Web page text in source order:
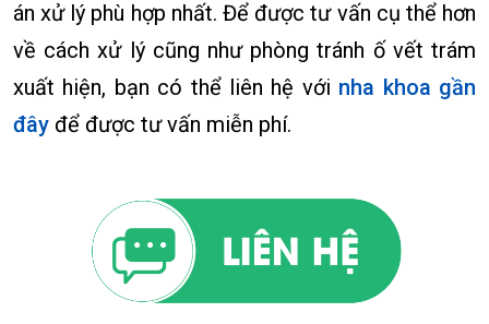
án xử lý phù hợp nhất. Để được tư vấn cụ thể hơn
về cách xử lý cũng như phòng tránh ố vết trám
xuất hiện, bạn có thể liên hệ với nha khoa gần
đây để được tư vấn miễn phí.